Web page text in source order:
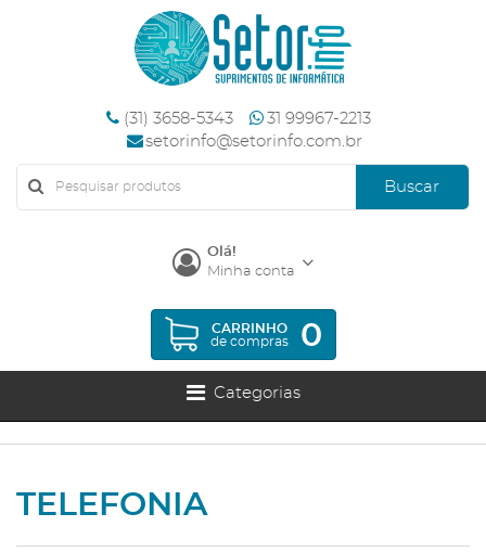
(31) 3658-5343
31 99967-2213
setorinfo@setorinfo.com.br
Buscar
Olá!
Minha conta
CARRINHO
de compras
0
Categorias
TELEFONIA